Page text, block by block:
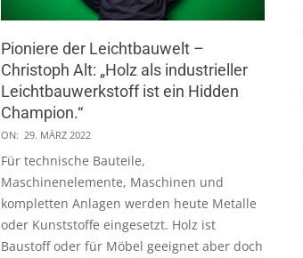
Pioniere der Leichtbauwelt –
Christoph Alt: „Holz als industrieller
Leichtbauwerkstoff ist ein Hidden
Champion.“
2022-
03-
29
ON: 29. MÄRZ 2022
Für technische Bauteile,
Maschinenelemente, Maschinen und
kompletten Anlagen werden heute Metalle
oder Kunststoffe eingesetzt. Holz ist
Baustoff oder für Möbel geeignet aber doch